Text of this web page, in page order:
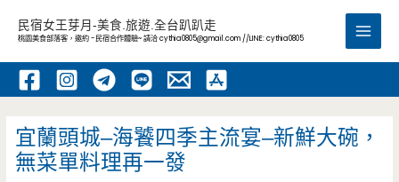
內
民宿女王芽月-美食.旅遊.全台趴趴走
桃園美食部落客，邀約 -民宿合作體驗~ 請洽cythia0805@gmail.com //LINE: cythia0805
Main
宜蘭頭城–海饕四季主流宴–新鮮大碗，
無菜單料理再一發